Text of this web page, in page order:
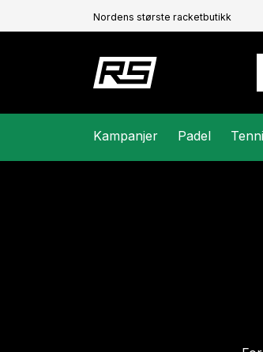
Nordens største racketbutikk
Kampanjer Padel